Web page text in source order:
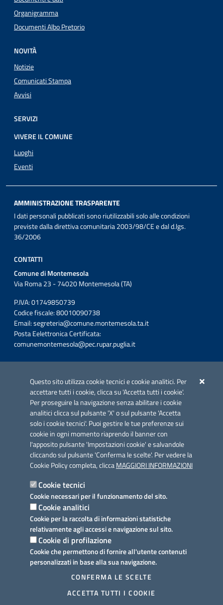
Questo sito utilizza cookie tecnici e cookie analitici. Per
accettare tutti i cookie, clicca su 'Accetta tutti i cookie'.
Per proseguire la navigazione senza abilitare i cookie
analitici clicca sul pulsante 'X' o sul pulsante 'Accetta
solo i cookie tecnici'. Puoi gestire le tue preferenze sui
cookie in ogni momento riaprendo il banner con
l'apposito pulsante 'Impostazioni cookie' e salvandole
cliccando sul pulsante 'Conferma le scelte'. Per vedere la
Cookie Policy completa, cliccaMAGGIORI INFORMAZIONI
Cookie tecnici
Cookie necessari per il funzionamento del sito.
Cookie analitici
Cookie per la raccolta di informazioni statistiche
relativamente agli accessi e navigazione sul sito.
Cookie di profilazione
Cookie che permettono di fornire all'utente contenuti
personalizzati in base alla sua navigazione.
CONFERMA LE SCELTE
ACCETTA TUTTI I COOKIE
Organigramma
Documenti Albo Pretorio
NOVITÀ
Notizie
Comunicati Stampa
Avvisi
SERVIZI
VIVERE IL COMUNE
Luoghi
Eventi
AMMINISTRAZIONE TRASPARENTE
I dati personali pubblicati sono riutilizzabili solo alle condizioni
previste dalla direttiva comunitaria 2003/98/CE e dal d.lgs.
36/2006
CONTATTI
Comune di Montemesola
Via Roma 23 - 74020 Montemesola (TA)
P.IVA: 01749850739
Codice fiscale: 80010090738
Email:segreteria@comune.montemesola.ta.it
Posta Eelettronica Certificata:
comunemontemesola@pec.rupar.puglia.it
Azione 2.3.
Link utili
Informativa privacy
Dichiarazione di accessibilità
Note legali
Domande frequenti
Richiesta assistenza
Prenotazione appuntamento
Segnalazione disservizio